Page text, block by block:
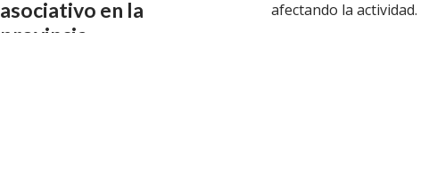
asociativo en la
provincia
afectando la actividad.